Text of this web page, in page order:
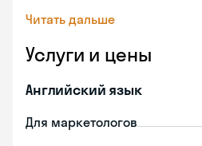
Читать дальше
Услуги и цены
Английский язык
Для маркетологов